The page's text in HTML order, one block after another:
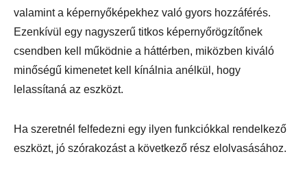
valamint a képernyőképekhez való gyors hozzáférés.
Ezenkívül egy nagyszerű titkos képernyőrögzítőnek
csendben kell működnie a háttérben, miközben kiváló
minőségű kimenetet kell kínálnia anélkül, hogy
lelassítaná az eszközt.
Ha szeretnél felfedezni egy ilyen funkciókkal rendelkező
eszközt, jó szórakozást a következő rész elolvasásához.